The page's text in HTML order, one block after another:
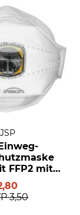
JSP
FFP2 mit
Ventil
3,50